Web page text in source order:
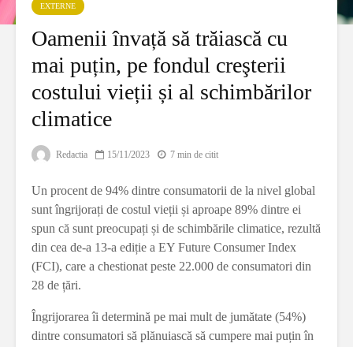
EXTERNE
Oamenii învață să trăiască cu
mai puțin, pe fondul creşterii
costului vieții și al schimbărilor
climatice
Redactia 15/11/2023 7 min de citit
Un procent de 94% dintre consumatorii de la nivel global
sunt îngrijorați de costul vieții și aproape 89% dintre ei
spun că sunt preocupați și de schimbările climatice, rezultă
din cea de-a 13-a ediție a EY Future Consumer Index
(FCI), care a chestionat peste 22.000 de consumatori din
28 de țări.
Îngrijorarea îi determină pe mai mult de jumătate (54%)
dintre consumatori să plănuiască să cumpere mai puțin în